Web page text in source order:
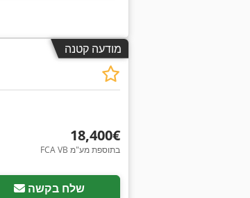
מודעה קטנה
‏18,400 ‏€
FCA VB בתוספת מע"מ
שלח בקשה